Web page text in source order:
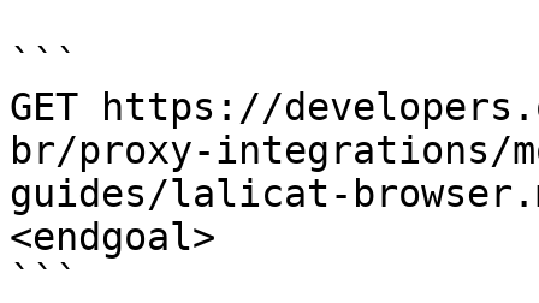
```
GET https://
br/proxy-integrations/
guides/lalicat-
<endgoal>
```